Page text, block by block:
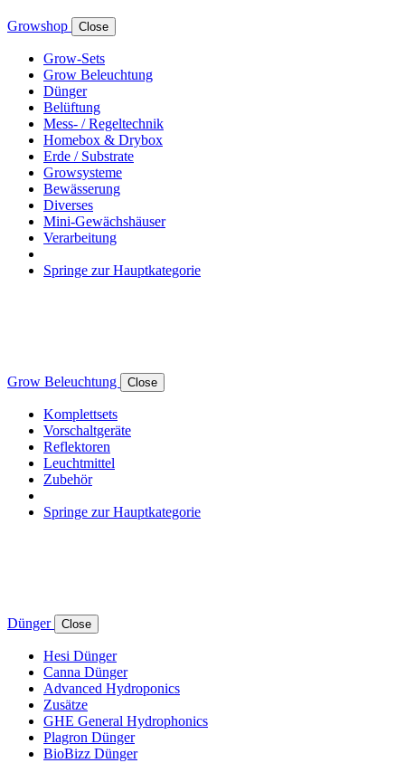
Growshop Close
Grow-Sets
Grow Beleuchtung
Dünger
Belüftung
Mess- / Regeltechnik
Homebox & Drybox
Erde / Substrate
Growsysteme
Bewässerung
Diverses
Mini-Gewächshäuser
Verarbeitung
Springe zur Hauptkategorie
Grow Beleuchtung Close
Komplettsets
Vorschaltgeräte
Reflektoren
Leuchtmittel
Zubehör
Springe zur Hauptkategorie
Dünger Close
Hesi Dünger
Canna Dünger
Advanced Hydroponics
Zusätze
GHE General Hydrophonics
Plagron Dünger
BioBizz Dünger